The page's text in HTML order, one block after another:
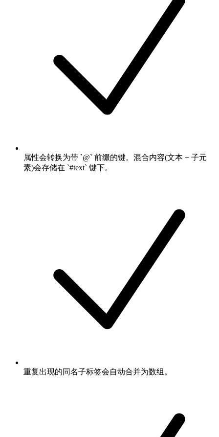
属性会转换为带 `@` 前缀的键。混合内容(文本 + 子元
素)会存储在 `#text` 键下。
重复出现的同名子标签会自动合并为数组。